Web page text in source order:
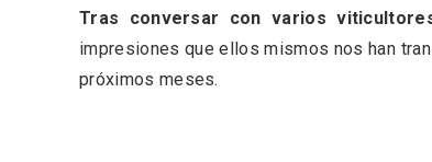
Tras conversar con varios
impresiones que ellos mismos nos han
próximos meses.